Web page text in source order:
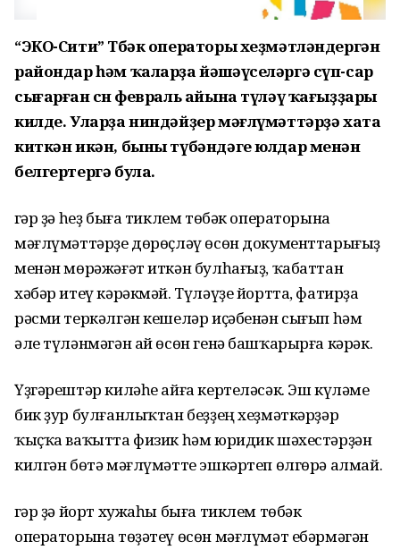
“ЭКО-Сити” Төбәк операторы хеҙмәтләндергән
райондар һәм ҡаларҙа йәшәүселәргә сүп-сар
сығарған өсөн февраль айына түләү ҡағыҙҙары
килде. Уларҙа ниндәйҙер мәғлүмәттәрҙә хата
киткән икән, быны түбәндәге юлдар менән
белгертергә була.
Әгәр ҙә һеҙ быға тиклем төбәк операторына
мәғлүмәттәрҙе дөрөҫләү өсөн документтарығыҙ
менән мөрәжәғәт иткән булһағыҙ, ҡабаттан
хәбәр итеү кәрәкмәй. Түләүҙе йортта, фатирҙа
рәсми теркәлгән кешеләр иҫәбенән сығып һәм
әле түләнмәгән ай өсөн генә башҡарырға кәрәк.
Үҙгәрештәр киләһе айға кертеләсәк. Эш күләме
бик ҙур булғанлыҡтан беҙҙең хеҙмәткәрҙәр
ҡыҫҡа ваҡытта физик һәм юридик шәхестәрҙән
килгән бөтә мәғлүмәтте эшкәртеп өлгөрә алмай.
Әгәр ҙә йорт хужаһы быға тиклем төбәк
операторына төҙәтеү өсөн мәғлүмәт ебәрмәгән